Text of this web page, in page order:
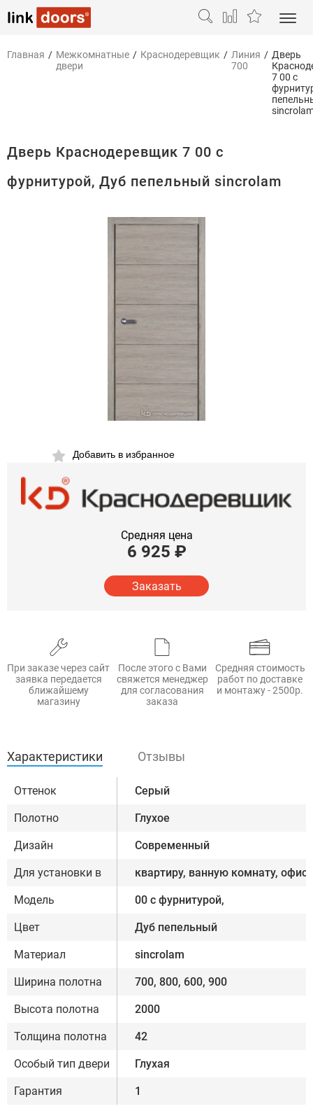
Главная / Межкомнатные
двери
/ Краснодеревщик / Линия
700
/ Дверь
7 00 с
Дверь Краснодеревщик 7 00 с
фурнитурой, Дуб пепельный sincrolam
Добавить в избранное
Средняя цена
6 925 ₽
Заказать
При заказе через сайт
заявка передается
ближайшему
магазину
После этого с Вами
свяжется менеджер
для согласования
заказа
Средняя стоимость
работ по доставке
и монтажу - 2500р.
Характеристики Отзывы
Оттенок Серый
Полотно Глухое
Дизайн Современный
Для установки в квартиру, ванную комнату, офис
Модель 00 с фурнитурой,
Цвет Дуб пепельный
Материал sincrolam
Ширина полотна 700, 800, 600, 900
Высота полотна 2000
Толщина полотна 42
Особый тип двери Глухая
Гарантия 1